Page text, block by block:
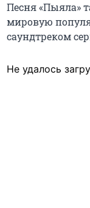
Песня «Пыяла»
мировую
саундтреком
Не удалось